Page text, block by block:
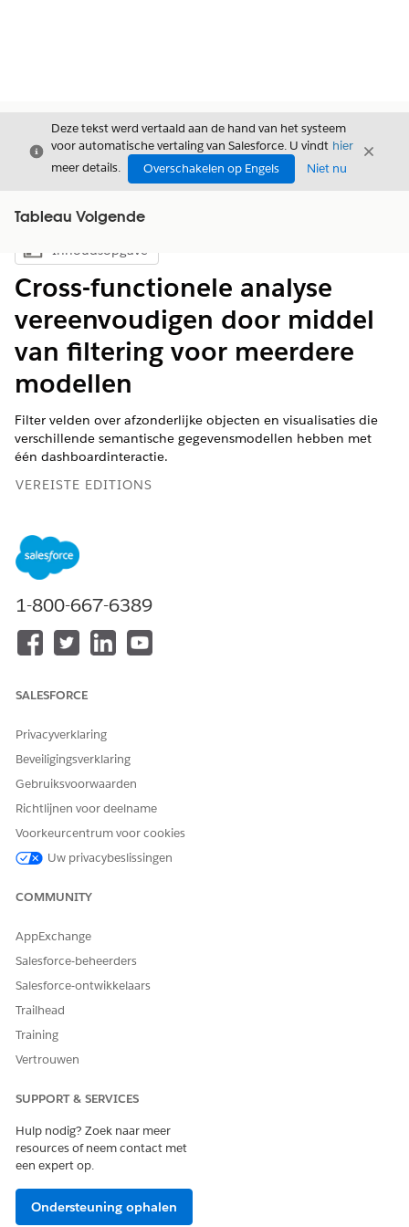
Sluiten
Deze tekst werd vertaald aan de hand van het systeem
voor automatische vertaling van Salesforce. U vindt hier
meer details.
Overschakelen op Engels Niet nu
Sluiten
Tableau Volgende
Inhoudsopgave weergeven
Inhoudsopgave
Cross-functionele analyse
vereenvoudigen door middel
van filtering voor meerdere
modellen
Filter velden over afzonderlijke objecten en visualisaties die
verschillende semantische gegevensmodellen hebben met
één dashboardinteractie.
VEREISTE EDITIONS
De Tableau Next-dashboards
Selecteer in de dashboardeditor de filterwidget die u wilt
Ga naar het tabblad Acties.
Klik op de knop Actie toevoegen.
Klik voor het binden van de widget aan velden in andere
semantische gegevensmodellen op
1-800-667-6389
SALESFORCE
Privacyverklaring
Beveiligingsverklaring
Gebruiksvoorwaarden
Richtlijnen voor deelname
Voorkeurcentrum voor cookies
Uw privacybeslissingen
COMMUNITY
AppExchange
Salesforce-beheerders
Salesforce-ontwikkelaars
Trailhead
Training
Vertrouwen
SUPPORT & SERVICES
Hulp nodig? Zoek naar meer
resources of neem contact met
een expert op.
Ondersteuning ophalen